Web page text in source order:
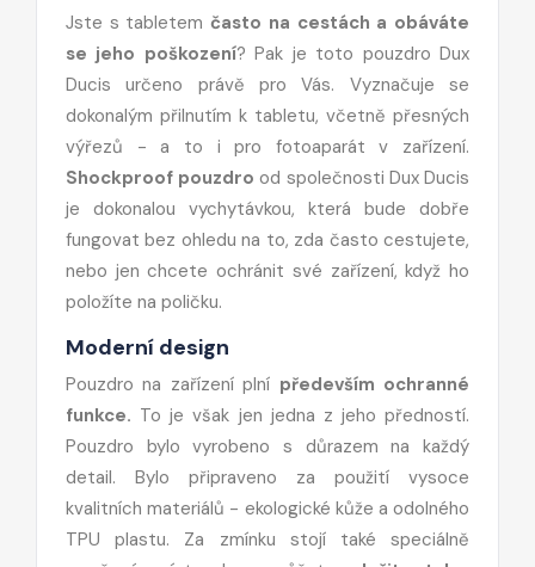
Jste s tabletemčasto na cestách a obáváte
se jeho poškození? Pak je toto pouzdro Dux
Ducis určeno právě pro Vás. Vyznačuje se
dokonalým přilnutím k tabletu, včetně přesných
výřezů - a to i pro fotoaparát v zařízení.
Shockproof pouzdro od společnosti Dux Ducis
je dokonalou vychytávkou, která bude dobře
fungovat bez ohledu na to, zda často cestujete,
nebo jen chcete ochránit své zařízení, když ho
položíte na poličku.
Moderní design
Pouzdro na zařízení plní především ochranné
funkce. To je však jen jedna z jeho předností.
Pouzdro bylo vyrobeno s důrazem na každý
detail. Bylo připraveno za použití vysoce
kvalitních materiálů - ekologické kůže a odolného
TPU plastu. Za zmínku stojí také speciálně